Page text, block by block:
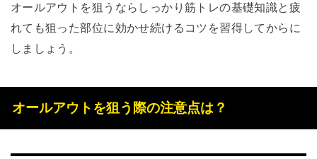
オールアウトを狙うならしっかり筋トレの基礎知識と疲
れても狙った部位に効かせ続けるコツを習得してからに
しましょう。
オールアウトを狙う際の注意点は？